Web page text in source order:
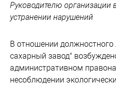
Руководителю организации
устранении нарушений
В отношении
сахарный завод"
административном
несоблюдении